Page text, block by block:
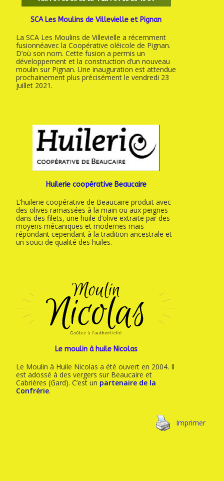
SCA Les Moulins de Villevielle et Pignan
La SCA Les Moulins de Villevielle a récemment
fusionnéavec la Coopérative oléicole de Pignan.
D’où son nom. Cette fusion a permis un
développement et la construction d’un nouveau
moulin sur Pignan. Une inauguration est attendue
prochainement plus précisément le vendredi 23
juillet 2021.
Huilerie coopérative Beaucaire
L’huilerie coopérative de Beaucaire produit avec
des olives ramassées à la main ou aux peignes
dans des filets, une huile d’olive extraite par des
moyens mécaniques et modernes mais
répondant cependant à la tradition ancestrale et
un souci de qualité des huiles.
Le moulin à huile Nicolas
Le Moulin à Huile Nicolas a été ouvert en 2004. Il
est adossé à des vergers sur Beaucaire et
Cabrières (Gard). C’est un partenaire de la
Confrérie.
Imprimer